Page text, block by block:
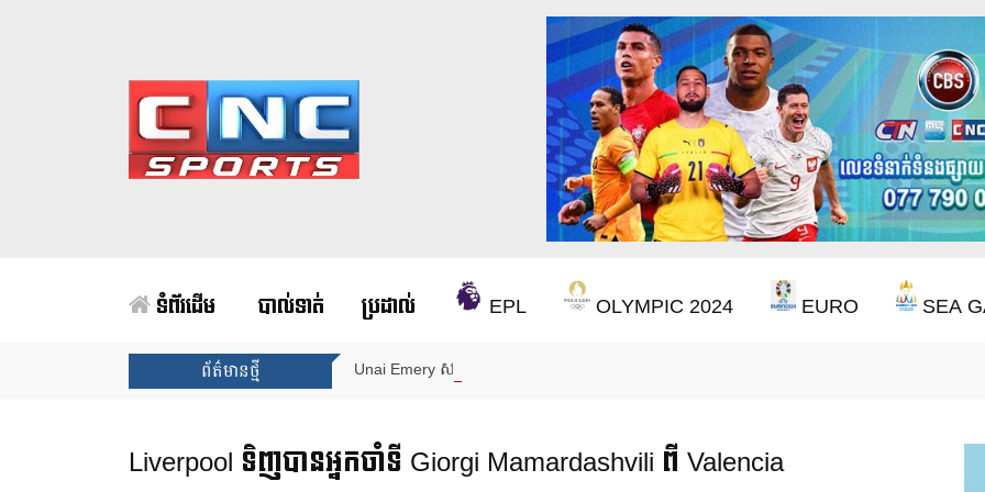
ទំព័រដើម បាល់ទាត់ ប្រដាល់ EPL OLYMPIC 2024 EURO SEA
ព័ត៌មានថ្មី Unai Emery សន្យាថានឹងឈ្នះពានរង្វាន់បន្ថែមទៀត បន្ទាប់ពី Aston Villa ឈ្នះពាន Europa League
Liverpool ទិញបានអ្នកចាំទី Giorgi Mamardashvili ពី Valencia